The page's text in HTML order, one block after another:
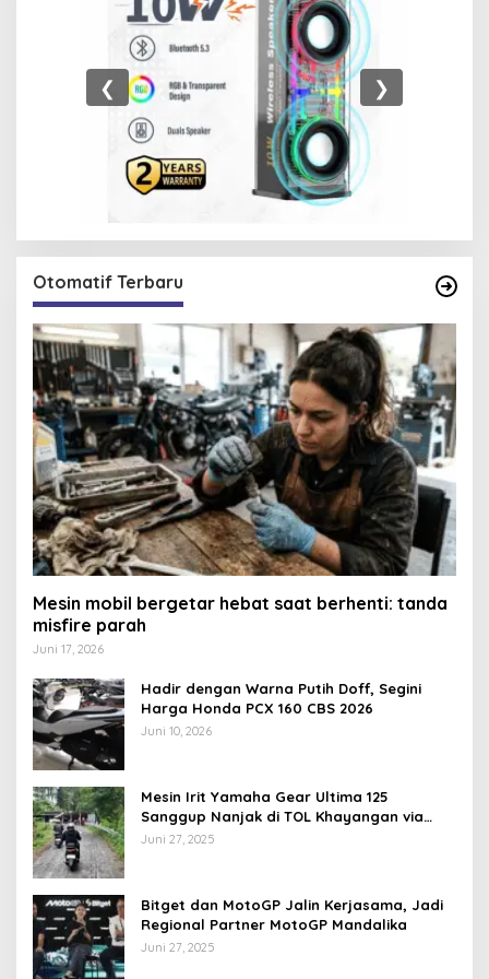
❮ ❯
Otomatif Terbaru
Mesin mobil bergetar hebat saat berhenti: tanda
misfire parah
Juni 17, 2026
Hadir dengan Warna Putih Doff, Segini
Harga Honda PCX 160 CBS 2026
Juni 10, 2026
Mesin Irit Yamaha Gear Ultima 125
Sanggup Nanjak di TOL Khayangan via
Krakalan?
Juni 27, 2025
Bitget dan MotoGP Jalin Kerjasama, Jadi
Regional Partner MotoGP Mandalika
Juni 27, 2025